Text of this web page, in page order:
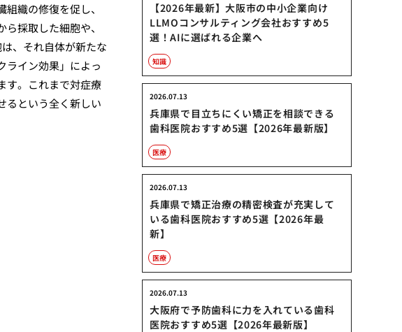
織の修復を促し、
採取した細胞や、
、それ自体が新たな
ライン効果」によっ
す。これまで対症療
るという全く新しい
【2026年最新】大阪市の中小企業向け
LLMOコンサルティング会社おすすめ5
選！AIに選ばれる企業へ
知識
兵庫県で目立ちにくい矯正を相談できる
歯科医院おすすめ5選【2026年最新版】
2026.07.13
医療
兵庫県で矯正治療の精密検査が充実して
いる歯科医院おすすめ5選【2026年最
新】
2026.07.13
医療
大阪府で予防歯科に力を入れている歯科
医院おすすめ5選【2026年最新版】
2026.07.13